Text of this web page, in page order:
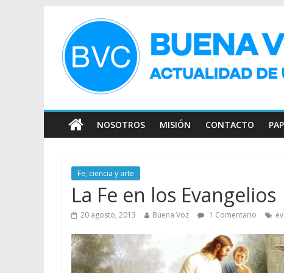
NOSOTROS MISIÓN CONTACTO
Fe, ciencia y arte
La Fe en los Evangelios
20 agosto, 2013 Buena Voz 1 Comentario